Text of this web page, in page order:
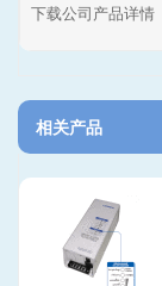
下载公司产品详情
相关产品